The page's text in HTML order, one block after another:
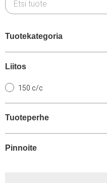
Tuotekategoria
Liitos
150 c/c
Tuoteperhe
Pinnoite